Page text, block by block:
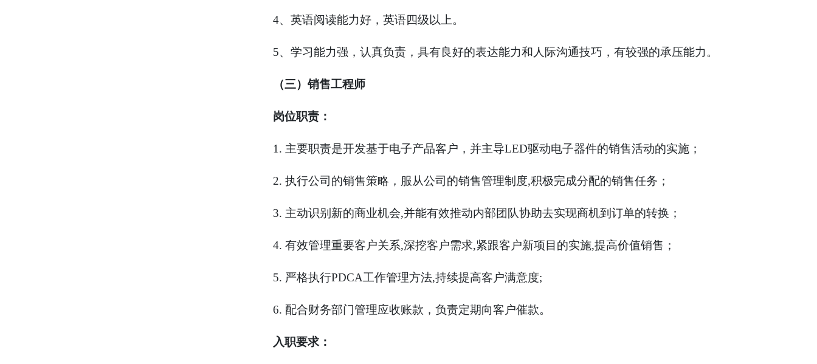
4、英语阅读能力好，英语四级以上。
5、学习能力强，认真负责，具有良好的表达能力和人际沟通技巧，有较强的承压能力。
（三）销售工程师
岗位职责：
1. 主要职责是开发基于电子产品客户，并主导LED驱动电子器件的销售活动的实施；
2. 执行公司的销售策略，服从公司的销售管理制度,积极完成分配的销售任务；
3. 主动识别新的商业机会,并能有效推动内部团队协助去实现商机到订单的转换；
4. 有效管理重要客户关系,深挖客户需求,紧跟客户新项目的实施,提高价值销售；
5. 严格执行PDCA工作管理方法,持续提高客户满意度;
6. 配合财务部门管理应收账款，负责定期向客户催款。
入职要求：